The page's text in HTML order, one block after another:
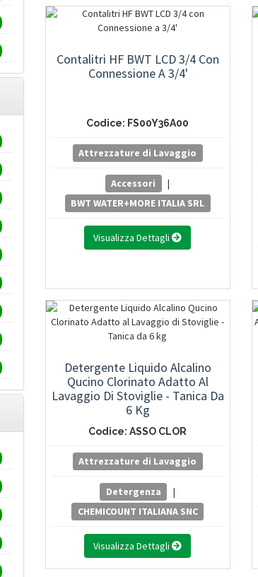
Contalitri HF BWT LCD 3/4 Con
Connessione A 3/4'
Codice: FS00Y36A00
Attrezzature di Lavaggio
Accessori
|
BWT WATER+MORE ITALIA SRL
Visualizza Dettagli
Detergente Liquido Alcalino
Qucino Clorinato Adatto Al
Lavaggio Di Stoviglie - Tanica Da
6 Kg
Codice: ASSO CLOR
Attrezzature di Lavaggio
Detergenza
|
CHEMICOUNT ITALIANA SNC
Visualizza Dettagli